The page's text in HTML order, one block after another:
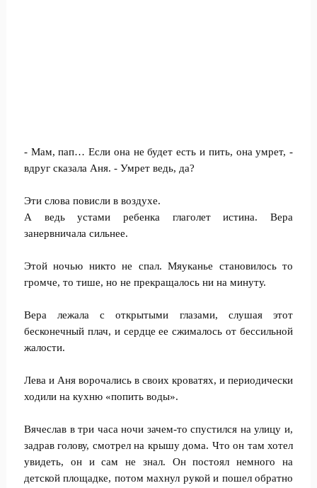
- Мам, пап… Если она не будет есть и пить, она умрет, -
вдруг сказала Аня. - Умрет ведь, да?
Эти слова повисли в воздухе.
А ведь устами ребенка глаголет истина. Вера
занервничала сильнее.
Этой ночью никто не спал. Мяуканье становилось то
громче, то тише, но не прекращалось ни на минуту.
Вера лежала с открытыми глазами, слушая этот
бесконечный плач, и сердце ее сжималось от бессильной
жалости.
Лева и Аня ворочались в своих кроватях, и периодически
ходили на кухню «попить воды».
Вячеслав в три часа ночи зачем-то спустился на улицу и,
задрав голову, смотрел на крышу дома. Что он там хотел
увидеть, он и сам не знал. Он постоял немного на
детской площадке, потом махнул рукой и пошел обратно